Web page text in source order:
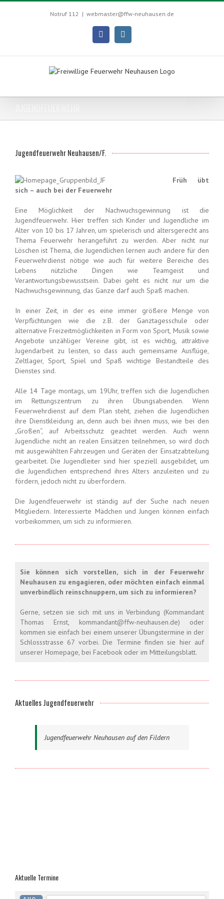
Skip
Notruf 112 | webmaster@ffw-neuhausen.de
Facebook
Jugendfeuerwehr Neuhausen/F.
Früh übt
sich – auch bei der Feuerwehr
Eine Möglichkeit der Nachwuchsgewinnung ist die
Jugendfeuerwehr. Hier treffen sich Kinder und Jugendliche im
Alter von 10 bis 17 Jahren, um spielerisch und altersgerecht ans
Thema Feuerwehr herangeführt zu werden. Aber nicht nur
Löschen ist Thema, die Jugendlichen lernen auch andere für den
Feuerwehrdienst nötige wie auch für weitere Bereiche des
Lebens nützliche Dingen wie Teamgeist und
Verantwortungsbewusstsein. Dabei geht es nicht nur um die
Nachwuchsgewinnung, das Ganze darf auch Spaß machen.
In einer Zeit, in der es eine immer größere Menge von
Verpflichtungen wie die z.B. der Ganztagesschule oder
alternative Freizeitmöglichkeiten in Form von Sport, Musik sowie
Angebote unzähliger Vereine gibt, ist es wichtig, attraktive
Jugendarbeit zu leisten, so dass auch gemeinsame Ausflüge,
Zeltlager, Sport, Spiel und Spaß wichtige Bestandteile des
Dienstes sind.
Alle 14 Tage montags, um 19Uhr, treffen sich die Jugendlichen
im Rettungszentrum zu ihren Übungsabenden. Wenn
Feuerwehrdienst auf dem Plan steht, ziehen die Jugendlichen
ihre Dienstkleidung an, denn auch bei ihnen muss, wie bei den
„Großen“, auf Arbeitsschutz geachtet werden. Auch wenn
Jugendliche nicht an realen Einsätzen teilnehmen, so wird doch
mit ausgewählten Fahrzeugen und Geräten der Einsatzabteilung
gearbeitet. Die Jugendleiter sind hier speziell ausgebildet, um
die Jugendlichen entsprechend ihres Alters anzuleiten und zu
fördern, jedoch nicht zu überfordern.
Die Jugendfeuerwehr ist ständig auf der Suche nach neuen
Mitgliedern. Interessierte Mädchen und Jungen können einfach
vorbeikommen, um sich zu informieren.
Sie können sich vorstellen, sich in der Feuerwehr
Neuhausen zu engagieren, oder möchten einfach einmal
unverbindlich reinschnuppern, um sich zu informieren?
Gerne, setzen sie sich mit uns in Verbindung (Kommandant
Thomas Ernst, kommandant@ffw-neuhausen.de) oder
kommen sie einfach bei einem unserer Übungstermine in der
Schlossstrasse 67 vorbei. Die Termine finden sie hier auf
unserer Homepage, bei Facebook oder im Mitteilungsblatt.
Aktuelles Jugendfeuerwehr
Jugendfeuerwehr Neuhausen auf den Fildern
Aktuelle Termine